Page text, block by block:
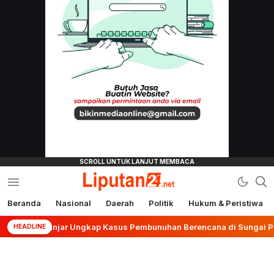
liputan24.net
Beranda Nasional Daerah Politik Hukum & Peristiwa
HEADLINE
Banjar Ungkap Kasus Pembunuhan Berencana di Sungai Pinang